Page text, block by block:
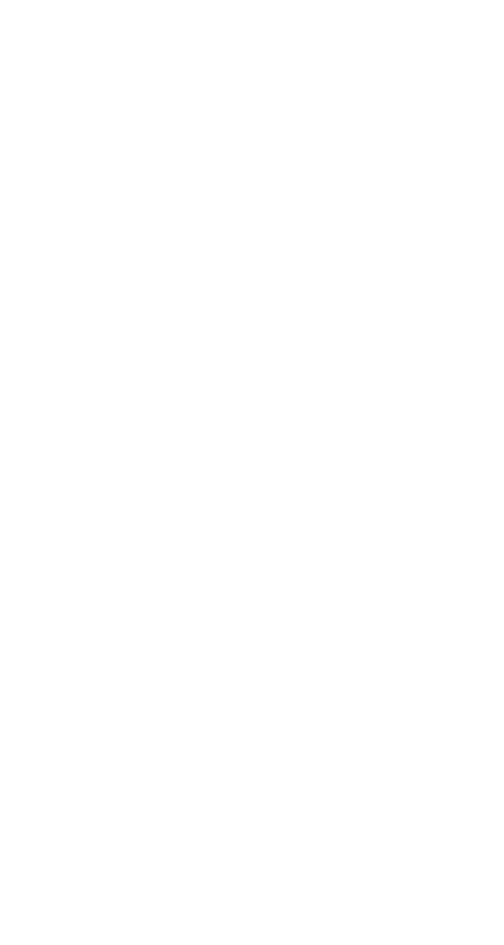
ズにご登録され
当社の共同利用者
ことをご了承くだ
ではありません。
年1月12日よ
さない年数を意
に通知します。
オムロン制御